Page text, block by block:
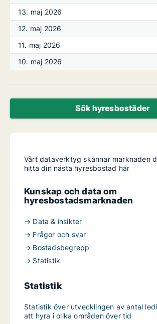
13. maj 2026
12. maj 2026
11. maj 2026
10. maj 2026
Sök hyresbostäder
Vårt dataverktyg skannar marknaden
hitta din nästa hyresbostad här
Kunskap och data om
hyresbostadsmarknaden
→ Data & insikter
→ Frågor och svar
→ Bostadsbegrepp
→ Statistik
Statistik
Statistik över utvecklingen av antal
att hyra i olika områden över tid